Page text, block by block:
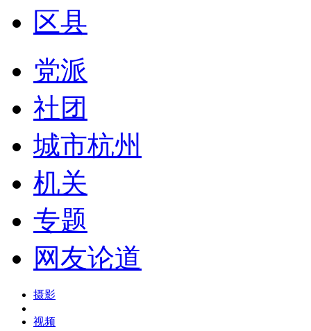
区县
党派
社团
城市杭州
机关
专题
网友论道
摄影
视频